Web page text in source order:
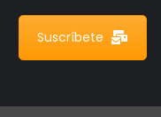
Suscríbete